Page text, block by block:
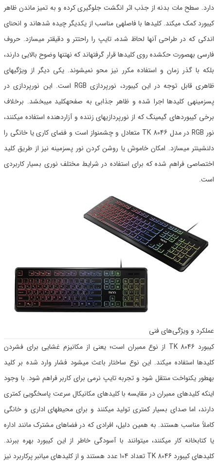
دارد. سطح مات بدنه از جذب اثر انگشت جلوگیری کرده و به تمیز ماندن ظاهر
کیبورد کمک میکند. کلیدها با فاصلهی مناسب از یکدیگر چیده شدهاند و انحنای
اندکی که در طراحی آنها لحاظ شده، تایپ را راحتتر و دقیقتر میسازد. حروف
فارسی بهصورت حکشده روی کلیدها قرار گرفتهاند که نهتنها وضوح بالایی دارند،
بلکه با گذر زمان و استفاده مکرر نیز محو نمیشوند. یکی دیگر از ویژگیهای
ظاهری قابل توجه در این کیبورد، نورپردازی RGB است. این نورپردازی در
پسزمینهی کلیدها اجرا شده و ظاهر جذابی به صفحهکلید میبخشد. برخلاف
برخی کیبوردهای گیمینگ که از نورپردازیهای زننده و آزاردهنده استفاده میکنند،
نور RGB در مدل TK 8046 متعادل و چشمنواز است و فضای کاری یا خانگی را
دلنشینتر میسازد. امکان خاموش یا روشن کردن نور پسزمینه نیز از طریق کلید
اختصاصی فراهم شده که برای استفاده در شرایط مختلف نوری بسیار کاربردی
است.
عملکرد و ویژگی‌های فنی
کیبورد TK 8046 از نوع ممبران است؛ یعنی از مکانیزم غشایی برای فشردن
کلیدها استفاده میکند. این نوع ساختار باعث میشود فشار وارد شده بر کلید
بهطور یکنواخت منتقل شود و تجربه تایپ نرمی برای کاربر فراهم شود. با وجود
اینکه کلیدهای ممبران در مقایسه با کلیدهای مکانیکال سرعت پاسخگویی کمتری
دارند، اما صدای بسیار کمتری تولید میکنند و برای محیطهای اداری و خانگی
کاملاً مناسب هستند. به همین دلیل، افرادی که در فضاهای مشترک مانند اداره
یا کتابخانه کار میکنند، میتوانند با آسودگی خاطر از این کیبورد بهره ببرند.
کلیدهای کیبورد TK 8046 تعداد 104 عدد هستند و از کلیدهای میانبر پرکاربرد نیز